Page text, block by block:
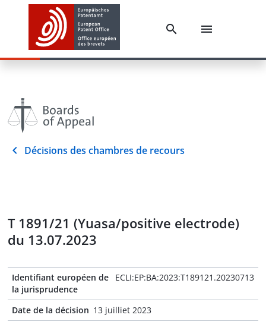
Décisions des chambres de recours
T 1891/21 (Yuasa/positive electrode)
du 13.07.2023
Identifiant européen de
la jurisprudence
ECLI:EP:BA:2023:T189121.20230713
Date de la décision 13 juilliet 2023